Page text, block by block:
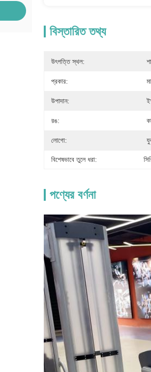
বিস্তারিত তথ্য
উৎপত্তি স্থল:
প্রকার:
উপাদান:
রঙ:
লোগো:
বিশেষভাবে তুলে ধরা:
পণ্যের বর্ণনা